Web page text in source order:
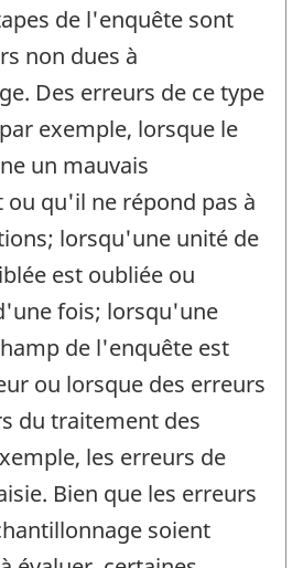
de l'enquête sont
non dues à
Des erreurs de ce type
exemple, lorsque le
un mauvais
qu'il ne répond pas à
lorsqu'une unité de
est oubliée ou
fois; lorsqu'une
de l'enquête est
ou lorsque des erreurs
du traitement des
les erreurs de
Bien que les erreurs
soient